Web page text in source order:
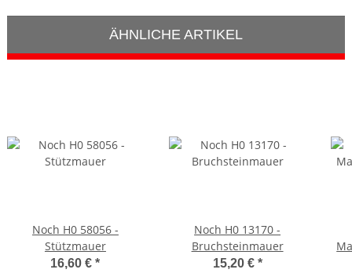
ÄHNLICHE ARTIKEL
Noch H0 58056 -
Stützmauer
16,60 €*
Noch H0 13170 -
Bruchsteinmauer
15,20 € *